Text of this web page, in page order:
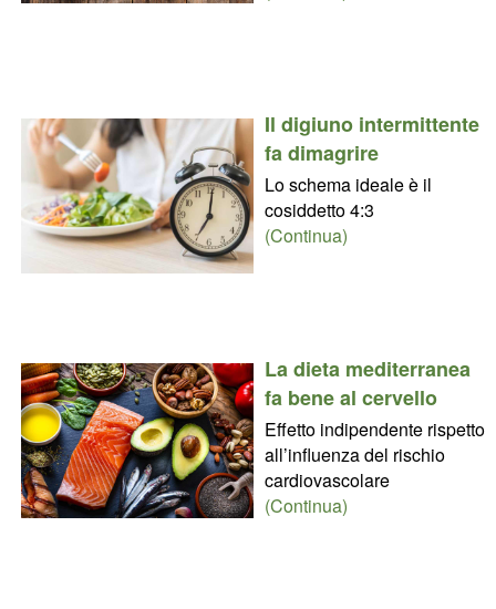
Il digiuno intermittente
fa dimagrire
Lo schema ideale è il
cosiddetto 4:3
(Continua)
La dieta mediterranea
fa bene al cervello
Effetto indipendente rispetto
all’influenza del rischio
cardiovascolare
(Continua)